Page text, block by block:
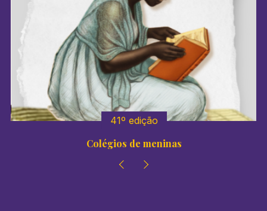
41º edição
Colégios de meninas